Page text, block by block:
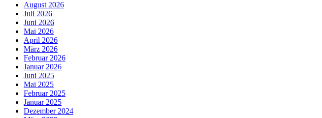
August 2026
Juli 2026
Juni 2026
Mai 2026
April 2026
März 2026
Februar 2026
Januar 2026
Juni 2025
Mai 2025
Februar 2025
Januar 2025
Dezember 2024